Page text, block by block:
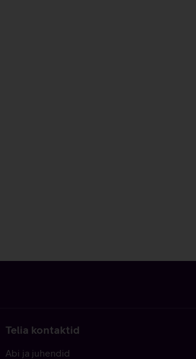
Telia kontaktid
Abi ja juhendid